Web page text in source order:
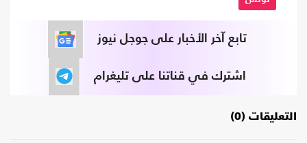
تابع آخر الأخبار على جوجل نيوز
اشترك في قناتنا على تليغرام
التعليقات (0)